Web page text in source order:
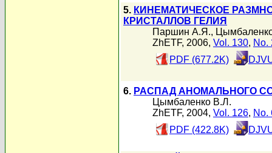
5. КИНЕМАТИЧЕСКОЕ
КРИСТАЛЛОВ ГЕЛИЯ
Паршин А.Я.,
ZhETF, 2006, Vol. 130, No.
PDF (677.2K)
6. РАСПАД АНОМАЛЬНОГО
Цымбаленко В.Л.
ZhETF, 2004, Vol. 126, No.
PDF (422.8K)